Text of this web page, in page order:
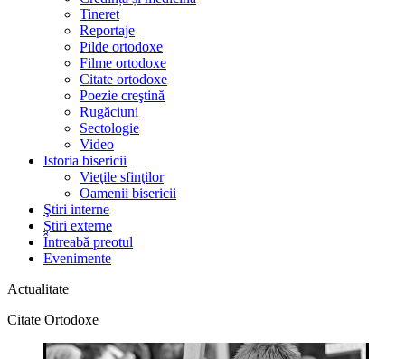
Tineret
Reportaje
Pilde ortodoxe
Filme ortodoxe
Citate ortodoxe
Poezie creştină
Rugăciuni
Sectologie
Video
Istoria bisericii
Vieţile sfinţilor
Oamenii bisericii
Ştiri interne
Știri externe
Întreabă preotul
Evenimente
Actualitate
Citate Ortodoxe